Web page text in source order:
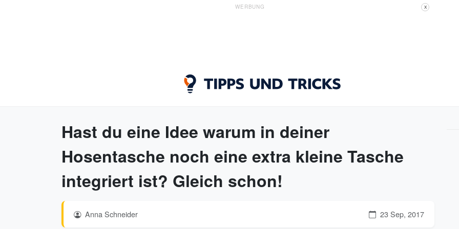
WERBUNG X
Hast du eine Idee warum in deiner
Hosentasche noch eine extra kleine Tasche
integriert ist? Gleich schon!
Anna Schneider 23 Sep, 2017